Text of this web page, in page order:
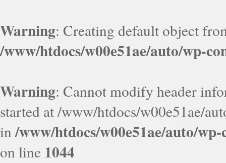
Warning: Creating default object
/www/htdocs/w00e51ae/auto/wp-
Warning: Cannot modify header
started at /www/htdocs/w00e51ae/
in/www/htdocs/w00e51ae/auto/
on line 1044